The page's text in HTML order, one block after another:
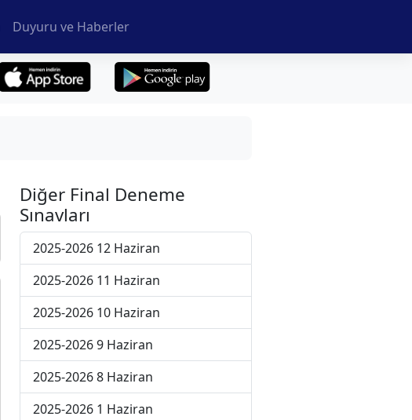
Duyuru ve Haberler
Diğer Final Deneme
Sınavları
2025-2026 12 Haziran
2025-2026 11 Haziran
2025-2026 10 Haziran
2025-2026 9 Haziran
2025-2026 8 Haziran
2025-2026 1 Haziran